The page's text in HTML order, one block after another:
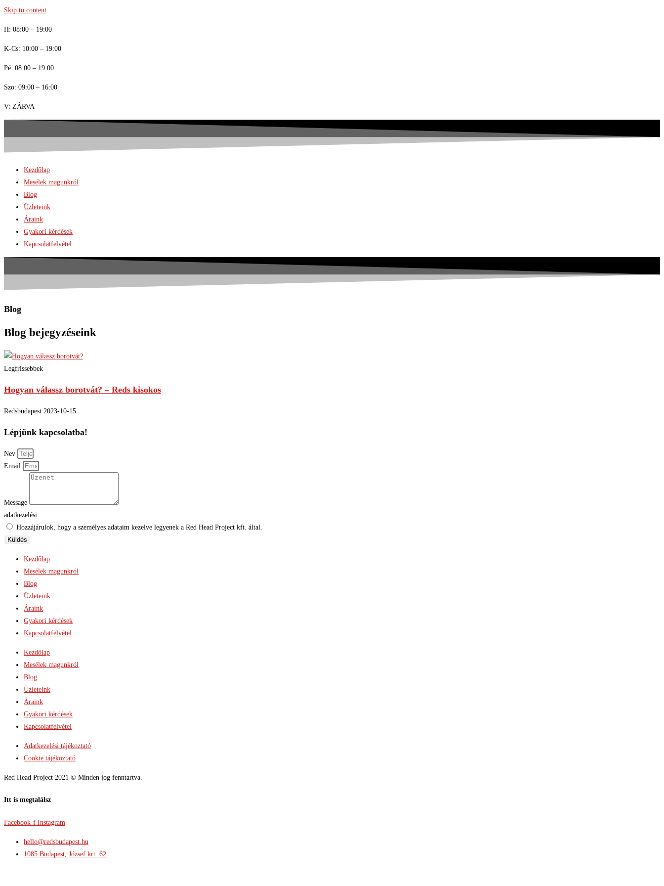
Skip to content
H: 08:00 – 19:00
K-Cs: 10:00 – 19:00
Pé: 08:00 – 19:00
Szo: 09:00 – 16:00
V: ZÁRVA
Kezdőlap
Mesélek magunkról
Blog
Üzleteink
Áraink
Gyakori kérdések
Kapcsolatfelvétel
Blog
Blog bejegyzéseink
Legfrissebbek
Hogyan válassz borotvát? – Reds kisokos
Redsbudapest 2023-10-15
Lépjünk kapcsolatba!
Nev
Email
Message
adatkezelési
Hozzájárulok, hogy a személyes adataim kezelve legyenek a Red Head Project kft. által.
Küldés
Kezdőlap
Mesélek magunkról
Blog
Üzleteink
Áraink
Gyakori kérdések
Kapcsolatfelvétel
Kezdőlap
Mesélek magunkról
Blog
Üzleteink
Áraink
Gyakori kérdések
Kapcsolatfelvétel
Adatkezelési tájékoztató
Cookie tájékoztató
Red Head Project 2021 © Minden jog fenntartva.
Itt is megtalálsz
Facebook-f Instagram
hello@redsbudapest.hu
1085 Budapest, József krt. 62.